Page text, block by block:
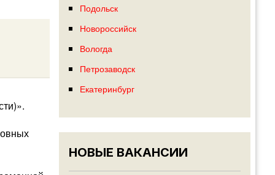
Подольск
Новороссийск
Вологда
Петрозаводск
Екатеринбург
НОВЫЕ ВАКАНСИИ